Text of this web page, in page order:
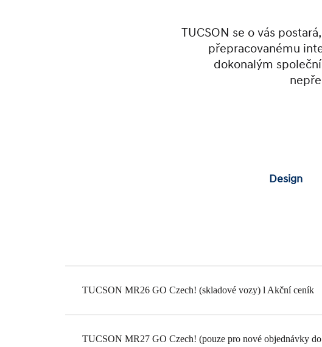
TUCSON se o vás
přepracovanému
dokonalým
Design
TUCSON MR26 GO Czech! (skladové vozy) l Akční ceník
TUCSON MR27 GO Czech! (pouze pro nové objednávky